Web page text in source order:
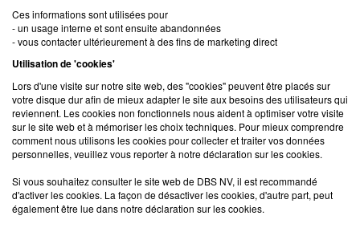
Ces informations sont utilisées pour
- un usage interne et sont ensuite abandonnées
- vous contacter ultérieurement à des fins de marketing direct
Utilisation de 'cookies'
Lors d'une visite sur notre site web, des "cookies" peuvent être placés sur
votre disque dur afin de mieux adapter le site aux besoins des utilisateurs qui
reviennent. Les cookies non fonctionnels nous aident à optimiser votre visite
sur le site web et à mémoriser les choix techniques. Pour mieux comprendre
comment nous utilisons les cookies pour collecter et traiter vos données
personnelles, veuillez vous reporter à notre déclaration sur les cookies.
Si vous souhaitez consulter le site web de DBS NV, il est recommandé
d'activer les cookies. La façon de désactiver les cookies, d'autre part, peut
également être lue dans notre déclaration sur les cookies.